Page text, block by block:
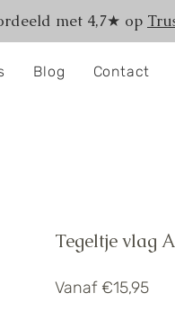
met 4,7★ op
Blog Contact
Tegeltje vlag
Vanaf €15,95